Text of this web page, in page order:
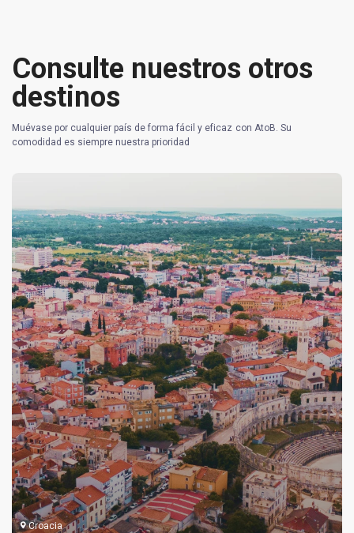
Consulte nuestros otros
destinos
Muévase por cualquier país de forma fácil y eficaz con AtoB. Su
comodidad es siempre nuestra prioridad
Croacia